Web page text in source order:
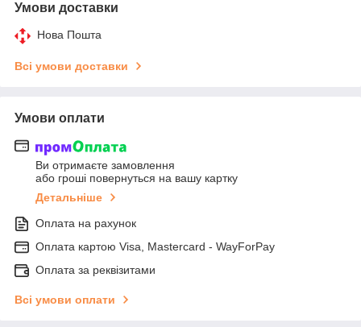
Умови доставки
Нова Пошта
Всі умови доставки
Умови оплати
Ви отримаєте замовлення
або гроші повернуться на вашу картку
Детальніше
Оплата на рахунок
Оплата картою Visa, Mastercard - WayForPay
Оплата за реквізитами
Всі умови оплати